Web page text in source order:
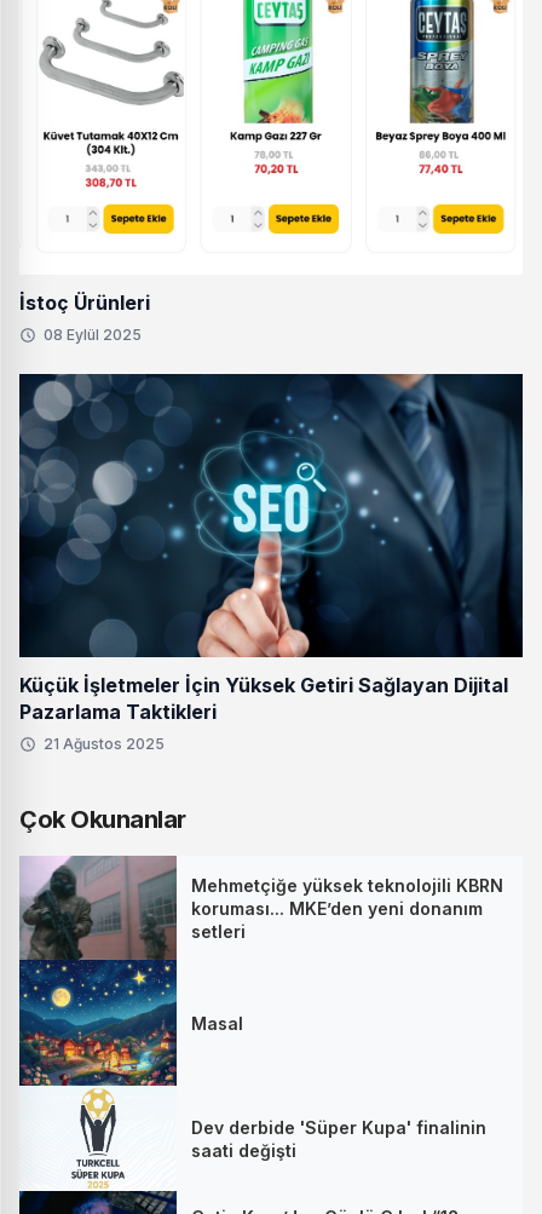
İstoç Ürünleri
08 Eylül 2025
Küçük İşletmeler İçin Yüksek Getiri Sağlayan Dijital
Pazarlama Taktikleri
21 Ağustos 2025
Çok Okunanlar
Mehmetçiğe yüksek teknolojili KBRN
koruması... MKE’den yeni donanım
setleri
Masal
Dev derbide 'Süper Kupa' finalinin
saati değişti